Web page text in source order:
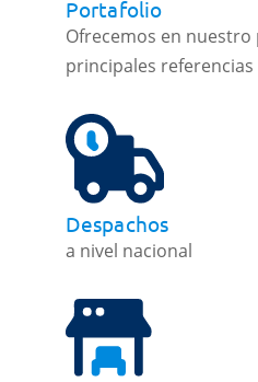
Portafolio
Ofrecemos en
principales
Despachos
a nivel nacional